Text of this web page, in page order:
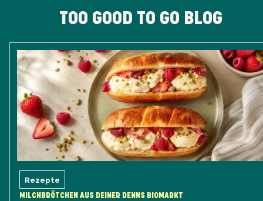
TOO GOOD TO GO BLOG
Rezepte
MILCHBRÖTCHEN AUS DEINER DENNS BIOMARKT